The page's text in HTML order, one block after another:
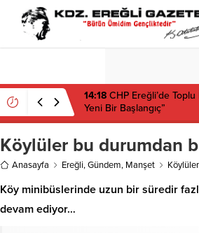
14:18 CHP Ereğli’de
Yeni Bir Başlangıç”
Köylüler bu durumdan
Anasayfa Ereğli,Gündem, Manşet
Köy minibüslerinde uzun bir süredir
devam ediyor…